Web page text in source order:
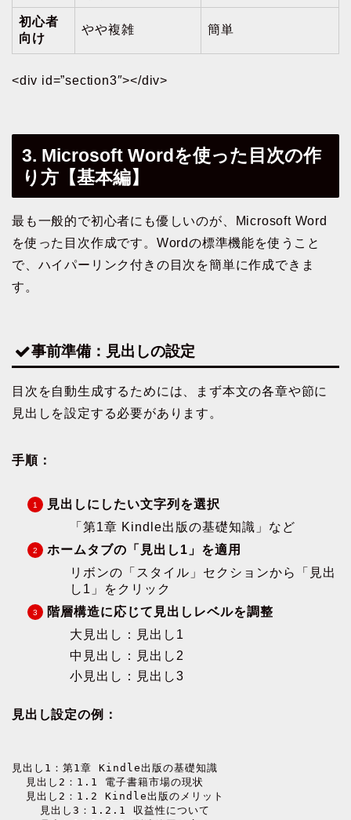
初心者
向け
やや複雑 簡単
<div id=”section3″></div>
3. Microsoft Wordを使った目次の作
り方【基本編】
最も一般的で初心者にも優しいのが、Microsoft Word
を使った目次作成です。Wordの標準機能を使うこと
で、ハイパーリンク付きの目次を簡単に作成できま
す。
事前準備：見出しの設定
目次を自動生成するためには、まず本文の各章や節に
見出しを設定する必要があります。
手順：
見出しにしたい文字列を選択
「第1章 Kindle出版の基礎知識」など
ホームタブの「見出し1」を適用
リボンの「スタイル」セクションから「見出
し1」をクリック
階層構造に応じて見出しレベルを調整
大見出し：見出し1
中見出し：見出し2
小見出し：見出し3
見出し設定の例：
見出し1：第1章 Kindle出版の基礎知識
  見出し2：1.1 電子書籍市場の現状
  見出し2：1.2 Kindle出版のメリット
    見出し3：1.2.1 収益性について